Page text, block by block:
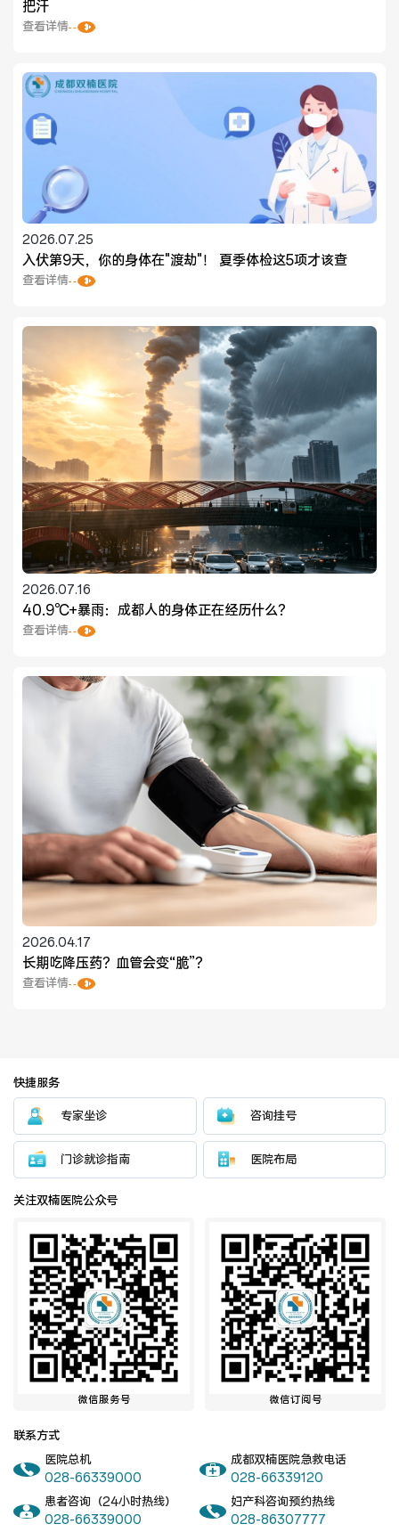
把汗
查看详情
2026.07.25
入伏第9天，你的身体在"渡劫"！ 夏季体检这5项才该查
查看详情
2026.07.16
40.9℃+暴雨：成都人的身体正在经历什么？
查看详情
2026.04.17
长期吃降压药？血管会变“脆”？
查看详情
快捷服务
专家坐诊 咨询挂号
门诊就诊指南 医院布局
关注双楠医院公众号
微信服务号 微信订阅号
联系方式
医院总机
028-66339000
成都双楠医院急救电话
028-66339120
患者咨询（24小时热线）
028-66339000
妇产科咨询预约热线
028-86307777